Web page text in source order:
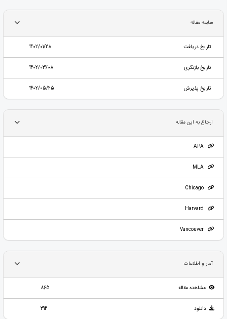
سابقه مقاله
تاریخ دریافت 1402/01/28
تاریخ بازنگری 1402/03/08
تاریخ پذیرش 1402/05/25
ارجاع به این مقاله
APA
MLA
Chicago
Vancouver
آمار و اطلاعات
مشاهده مقاله 865
دانلود 314